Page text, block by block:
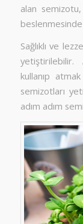
alan
Sağlıklı ve
yetiştirilebilir.
kullanıp
semizotları
adım adım